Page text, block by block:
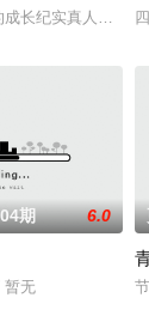
长纪实真人秀。
建国,杨笠,周奇
期 6.0
暂无